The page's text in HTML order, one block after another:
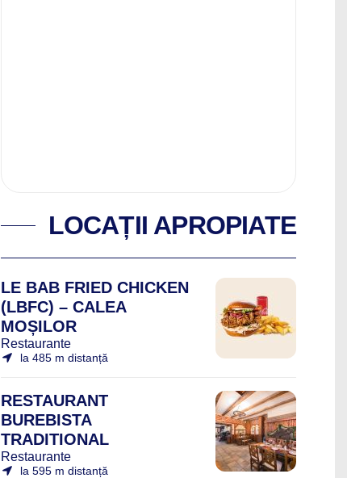
LOCAȚII APROPIATE
LE BAB FRIED CHICKEN
(LBFC) – CALEA
MOȘILOR
Restaurante
la 485 m distanță
RESTAURANT
BUREBISTA
TRADITIONAL
Restaurante
la 595 m distanță